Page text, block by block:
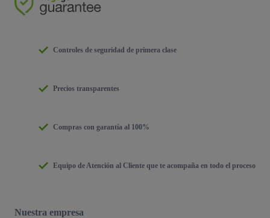
Controles de seguridad de primera clase
Precios transparentes
Compras con garantía al 100%
Equipo de Atención al Cliente que te acompaña en todo el proceso
Nuestra empresa